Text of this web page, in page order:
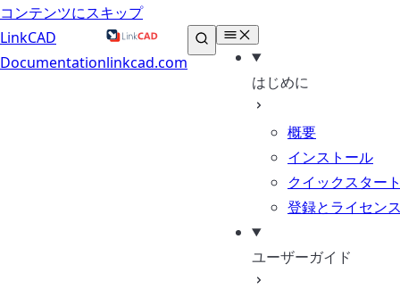
コンテンツにスキップ
LinkCAD
Documentationlinkcad.com
はじめに
概要
インストール
クイックスター
登録とライセン
ユーザーガイド